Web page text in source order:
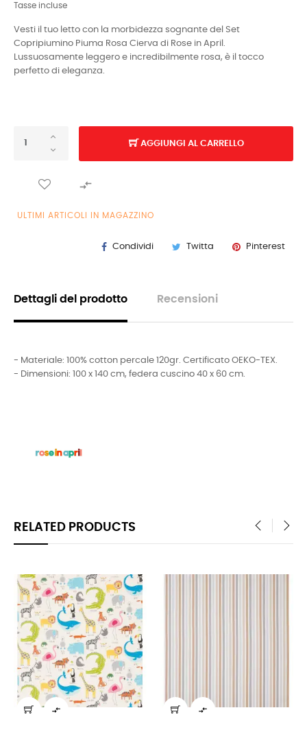
Tasse incluse
Vesti il tuo letto con la morbidezza sognante del Set
Copripiumino Piuma Rosa Cierva di Rose in April.
Lussuosamente leggero e incredibilmente rosa, è il tocco
perfetto di eleganza.
AGGIUNGI AL CARRELLO

ULTIMI ARTICOLI IN MAGAZZINO
Condividi Twitta Pinterest
Dettagli del prodotto Recensioni
- Materiale: 100% cotton percale 120gr. Certificato OEKO-TEX.
- Dimensioni: 100 x 140 cm, federa cuscino 40 x 60 cm.
RELATED PRODUCTS
 